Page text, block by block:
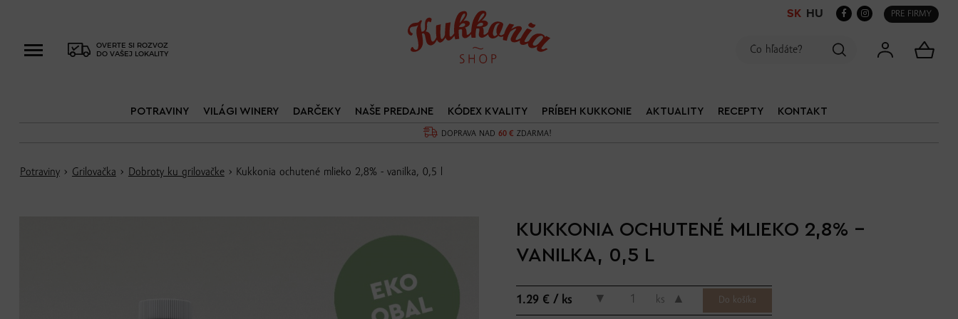
PRE FIRMY
OVERTE SI ROZVOZ
DO VAŠEJ LOKALITY
SK HU
DOPRAVA NAD60 € ZDARMA!
POTRAVINY VILÁGI WINERY DARČEKY NAŠE PREDAJNE KÓDEX KVALITY PRÍBEH KUKKONIE AKTUALITY RECEPTY KONTAKT
Potraviny › Grilovačka › Dobroty ku grilovačke › Kukkonia ochutené mlieko 2,8% - vanilka, 0,5 l
KUKKONIA OCHUTENÉ MLIEKO 2,8% -
VANILKA, 0,5 L
1.29 € / ks ▼ ks ▲